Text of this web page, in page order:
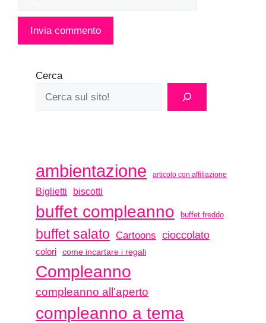
Cerca
ambientazione articolo con affiliazione
Biglietti biscotti
buffet compleanno buffet freddo
buffet salato Cartoons cioccolato
colori come incartare i regali
Compleanno
compleanno all'aperto
compleanno a tema